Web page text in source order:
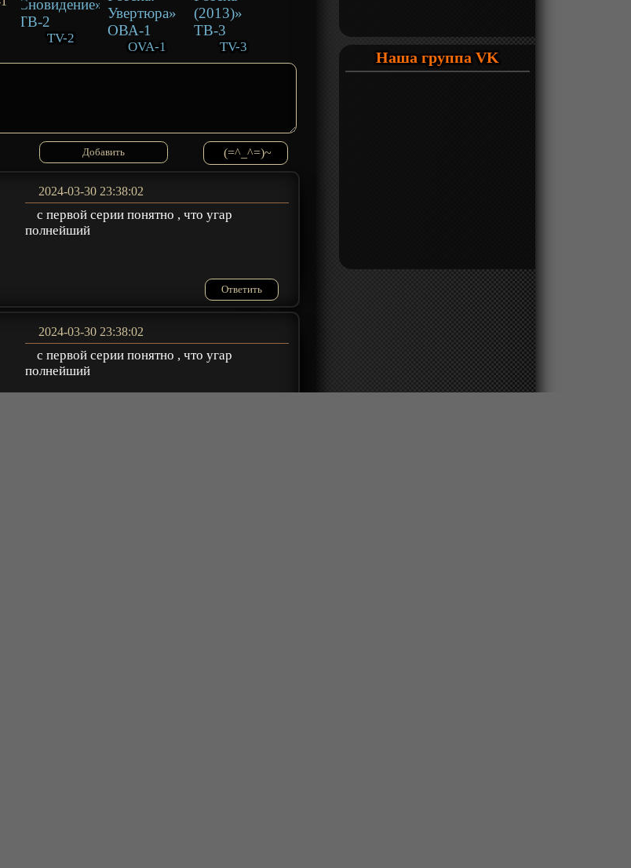
TV-2
OVA-1 TV-3
(=^_^=)~
2024-03-30 23:38:02
с первой серии понятно , что угар
полнейший
Ответить
2024-03-30 23:38:02
с первой серии понятно , что угар
полнейший
Наша группа VK